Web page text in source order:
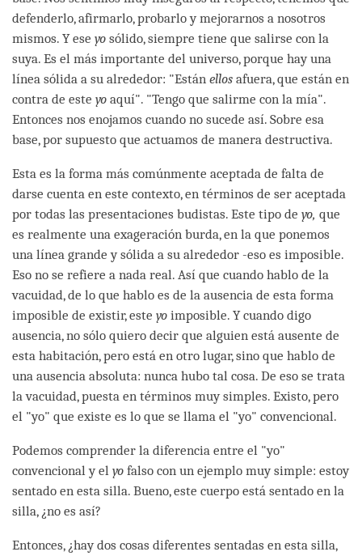
defenderlo, afirmarlo, probarlo y mejorarnos a nosotros
mismos. Y ese yo sólido, siempre tiene que salirse con la
suya. Es el más importante del universo, porque hay una
línea sólida a su alrededor: "Están ellos afuera, que están en
contra de este yo aquí". "Tengo que salirme con la mía".
Entonces nos enojamos cuando no sucede así. Sobre esa
base, por supuesto que actuamos de manera destructiva.
Esta es la forma más comúnmente aceptada de falta de
darse cuenta en este contexto, en términos de ser aceptada
por todas las presentaciones budistas. Este tipo de yo, que
es realmente una exageración burda, en la que ponemos
una línea grande y sólida a su alrededor -eso es imposible.
Eso no se refiere a nada real. Así que cuando hablo de la
vacuidad, de lo que hablo es de la ausencia de esta forma
imposible de existir, este yo imposible. Y cuando digo
ausencia, no sólo quiero decir que alguien está ausente de
esta habitación, pero está en otro lugar, sino que hablo de
una ausencia absoluta: nunca hubo tal cosa. De eso se trata
la vacuidad, puesta en términos muy simples. Existo, pero
el "yo" que existe es lo que se llama el "yo" convencional.
Podemos comprender la diferencia entre el "yo"
convencional y el yo falso con un ejemplo muy simple: estoy
sentado en esta silla. Bueno, este cuerpo está sentado en la
silla, ¿no es así?
Entonces, ¿hay dos cosas diferentes sentadas en esta silla,